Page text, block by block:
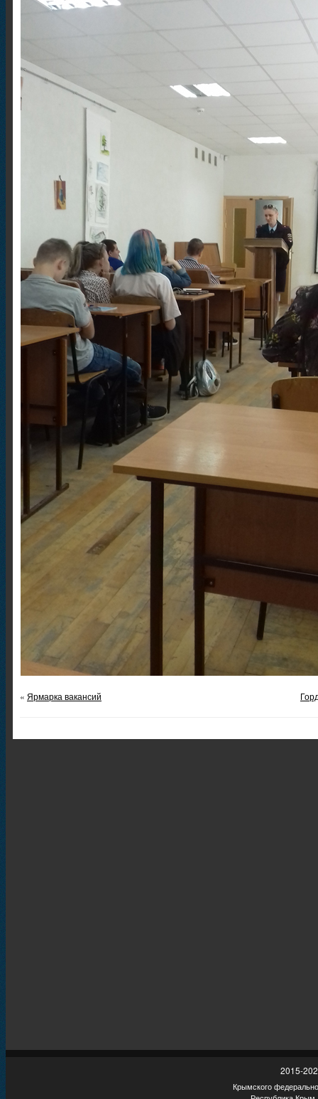
« Ярмарка вакансий
2015-
Крымского